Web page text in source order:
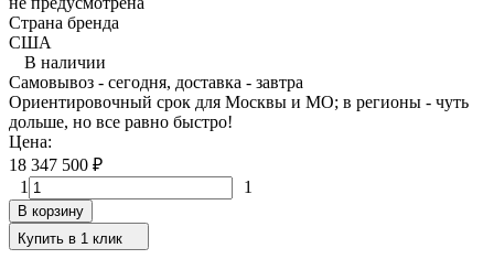
Страна бренда
США
В наличии
Самовывоз - сегодня, доставка - завтра
Ориентировочный срок для Москвы и МО; в регионы - чуть
дольше, но все равно быстро!
Цена:
18 347 500 ₽
1
1
В корзину
Купить в 1 клик